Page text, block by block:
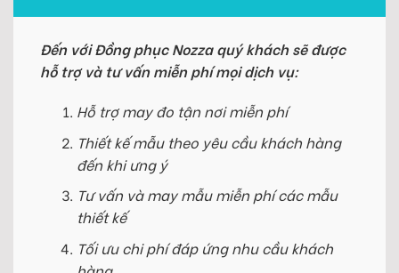
Đến với Đồng phục Nozza quý khách sẽ được
hỗ trợ và tư vấn miễn phí mọi dịch vụ:
Hỗ trợ may đo tận nơi miễn phí
Thiết kế mẫu theo yêu cầu khách hàng
đến khi ưng ý
Tư vấn và may mẫu miễn phí các mẫu
thiết kế
Tối ưu chi phí đáp ứng nhu cầu khách